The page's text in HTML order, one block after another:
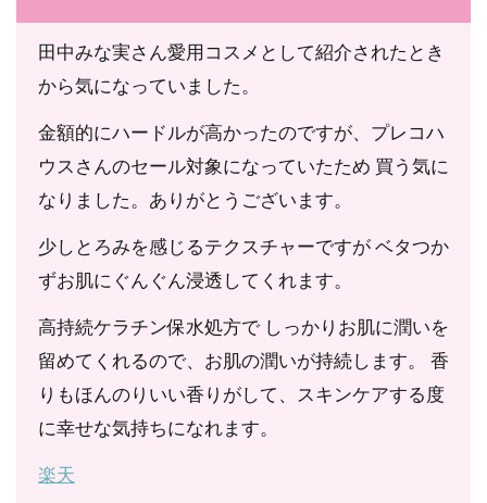
EDTA-2Na、香料
田中みな実さん愛用コスメとして紹介されたとき
から気になっていました。
金額的にハードルが高かったのですが、プレコハ
ウスさんのセール対象になっていたため 買う気に
なりました。ありがとうございます。
少しとろみを感じるテクスチャーですが ベタつか
ずお肌にぐんぐん浸透してくれます。
高持続ケラチン保水処方で しっかりお肌に潤いを
留めてくれるので、お肌の潤いが持続します。 香
りもほんのりいい香りがして、スキンケアする度
に幸せな気持ちになれます。
楽天